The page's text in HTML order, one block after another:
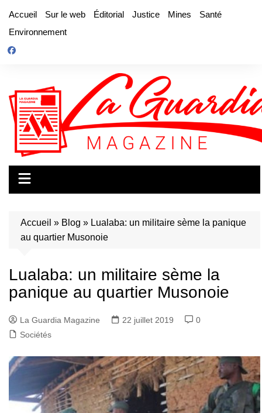
contenu
Accueil Sur le web Éditorial Justice Mines
Santé
Environnement
Accueil » Blog » Lualaba: un militaire sème la panique
au quartier Musonoie
Lualaba: un militaire sème la
panique au quartier Musonoie
La Guardia Magazine 22 juillet 2019
0
Sociétés